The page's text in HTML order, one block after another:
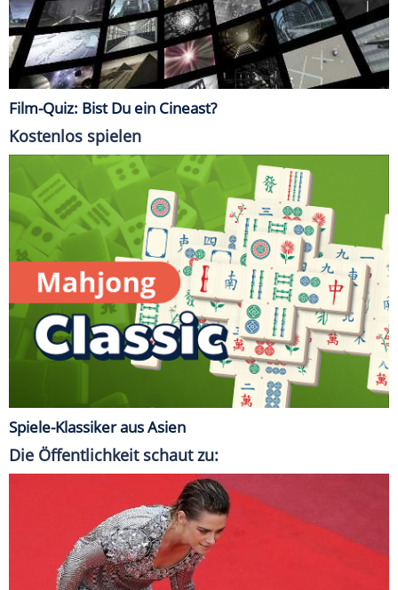
Film-Quiz: Bist Du ein Cineast?
Kostenlos spielen
Spiele-Klassiker aus Asien
Die Öffentlichkeit schaut zu: